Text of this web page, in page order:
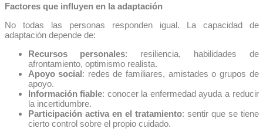
Factores que influyen en la adaptación
No todas las personas responden igual. La capacidad de
adaptación depende de:
Recursos personales: resiliencia, habilidades de
afrontamiento, optimismo realista.
Apoyo social : redes de familiares, amistades o grupos de
apoyo.
Información fiable: conocer la enfermedad ayuda a reducir
la incertidumbre.
Participación activa en el tratamiento: sentir que se tiene
cierto control sobre el propio cuidado.